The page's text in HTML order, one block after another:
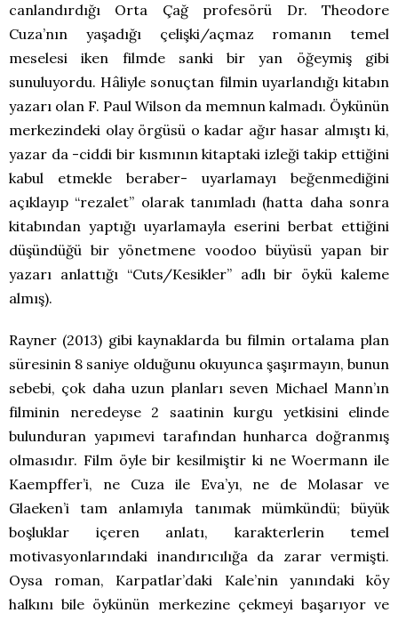
canlandırdığı Orta Çağ profesörü Dr. Theodore
Cuza’nın yaşadığı çelişki/açmaz romanın temel
meselesi iken filmde sanki bir yan öğeymiş gibi
sunuluyordu. Hâliyle sonuçtan filmin uyarlandığı kitabın
yazarı olan F. Paul Wilson da memnun kalmadı. Öykünün
merkezindeki olay örgüsü o kadar ağır hasar almıştı ki,
yazar da -ciddi bir kısmının kitaptaki izleği takip ettiğini
kabul etmekle beraber- uyarlamayı beğenmediğini
açıklayıp “rezalet” olarak tanımladı (hatta daha sonra
kitabından yaptığı uyarlamayla eserini berbat ettiğini
düşündüğü bir yönetmene voodoo büyüsü yapan bir
yazarı anlattığı “Cuts/Kesikler” adlı bir öykü kaleme
almış).
Rayner (2013) gibi kaynaklarda bu filmin ortalama plan
süresinin 8 saniye olduğunu okuyunca şaşırmayın, bunun
sebebi, çok daha uzun planları seven Michael Mann’ın
filminin neredeyse 2 saatinin kurgu yetkisini elinde
bulunduran yapımevi tarafından hunharca doğranmış
olmasıdır. Film öyle bir kesilmiştir ki ne Woermann ile
Kaempffer’i, ne Cuza ile Eva’yı, ne de Molasar ve
Glaeken’i tam anlamıyla tanımak mümkündü; büyük
boşluklar içeren anlatı, karakterlerin temel
motivasyonlarındaki inandırıcılığa da zarar vermişti.
Oysa roman, Karpatlar’daki Kale’nin yanındaki köy
halkını bile öykünün merkezine çekmeyi başarıyor ve